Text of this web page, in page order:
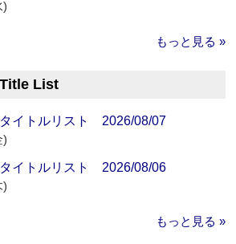
)
もっと見る »
List
イトルリスト 2026/08/07
)
イトルリスト 2026/08/06
)
もっと見る »